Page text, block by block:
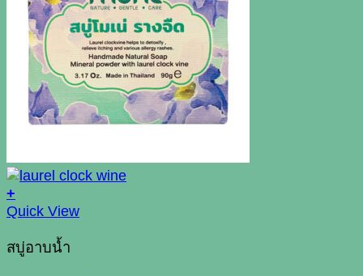
+
Quick View
สบู่อาบน้ำ